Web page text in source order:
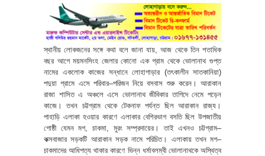
স্থানীয় লোকজনের সঙ্গে কথা বলে জানা যায়, আজ থেকে তিন শতাধিক
বছর আগে ময়মনসিংহ জেলার কোনো এক গ্রাম থেকে ভোলানাথ গুপ্ত
নামের একলোক কাজের সন্ধানে লোহাগাড়ার (তৎকালীন সাতকানিয়া)
পদুয়া গ্রামে এসে পরিবার–পরিজন নিয়ে বসবাস শুরু করেন। আরাকান
রাজা শাসিত এ অঞ্চলে এসে ভোলানাথ জীবিকার তাগিদে নেমে পড়েন
কাজে। তখন চট্টগ্রাম থেকে টেকনাফ পর্যন্ত ছিল আরাকান রাজ্য।
পাহাড়ি এলাকা হওয়ার কারণে এলাকার বেশিরভাগ বসতি ছিল উপজাতীয়
গোষ্ঠী যেমন মগ, চাকমা, মুরং সম্প্রদায়ের। তাই এখনও চট্টগ্রাম–
কক্সবাজার সড়কটি আরাকান সড়ক নামে পরিচিত। এলাকায় তখন মগ–
চাকমাদের আধিপত্য থাকার কারণে ভিন্ন ধর্মাবলম্বী ভোলানাথকে অস্থিত্ব